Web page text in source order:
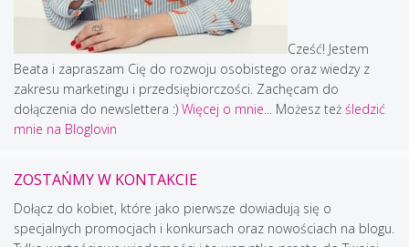
Cześć! Jestem
Beata i zapraszam Cię do rozwoju osobistego oraz wiedzy z
zakresu marketingu i przedsiębiorczości. Zachęcam do
dołączenia do newslettera :) Więcej o mnie... Możesz też śledzić
mnie na Bloglovin
ZOSTAŃMY W KONTAKCIE
Dołącz do kobiet, które jako pierwsze dowiadują się o
specjalnych promocjach i konkursach oraz nowościach na blogu.